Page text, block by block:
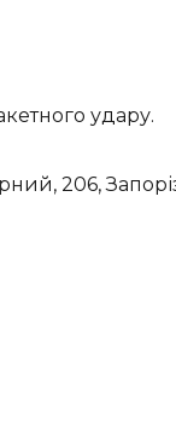
удару.
206,